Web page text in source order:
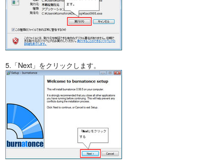
5.「Next」をクリックします。